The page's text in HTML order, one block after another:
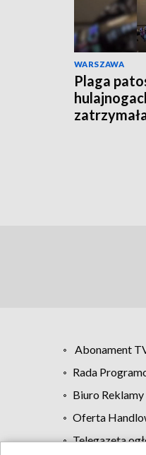
WARSZAWA
Plaga
Abonament
Rada
Biuro Reklamy
Oferta
Telegazeta